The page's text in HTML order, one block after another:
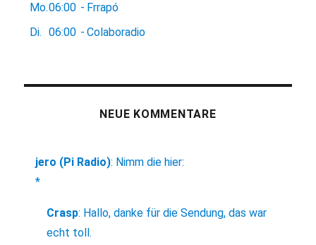
Mo.06:00 - Frrapó
Di.
06:00 - Colaboradio
NEUE KOMMENTARE
jero (Pi Radio): Nimm die hier:
*
Crasp: Hallo, danke für die Sendung, das war
echt toll.